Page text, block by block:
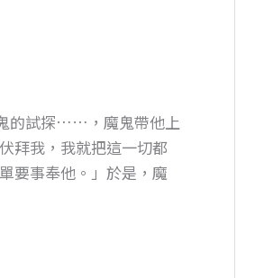
的試探……，魔鬼帶他上
拜我，我就把這一切都
要事奉他。」於是，魔